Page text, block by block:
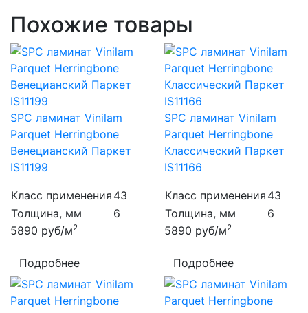
Похожие товары
SPC ламинат Vinilam
Parquet Herringbone
Венецианский Паркет
IS11199
Класс применения 43
Толщина, мм
6
5890 руб/м2
Подробнее
SPC ламинат Vinilam
Parquet Herringbone
Классический Паркет
IS11166
Класс применения 43
Толщина, мм
6
5890 руб/м2
Подробнее